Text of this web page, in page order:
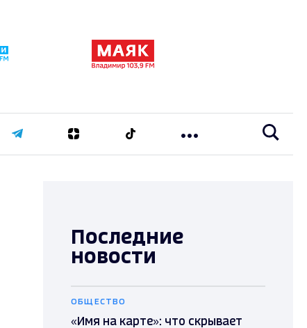
Последние
новости
ОБЩЕСТВО
«Имя на карте»: что скрывает